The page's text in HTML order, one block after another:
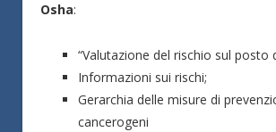
Osha:
“Valutazione del rischio sul posto
Informazioni sui rischi;
Gerarchia delle misure di
cancerogeni